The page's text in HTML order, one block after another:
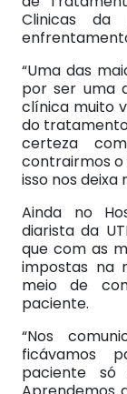
Clinicas da
“Uma das
por ser uma
clínica muito
do
certeza
contrairmos o
isso nos deixa
Ainda no
diarista da
que com as
impostas na
meio de
paciente.
“Nos
ficávamos
paciente só